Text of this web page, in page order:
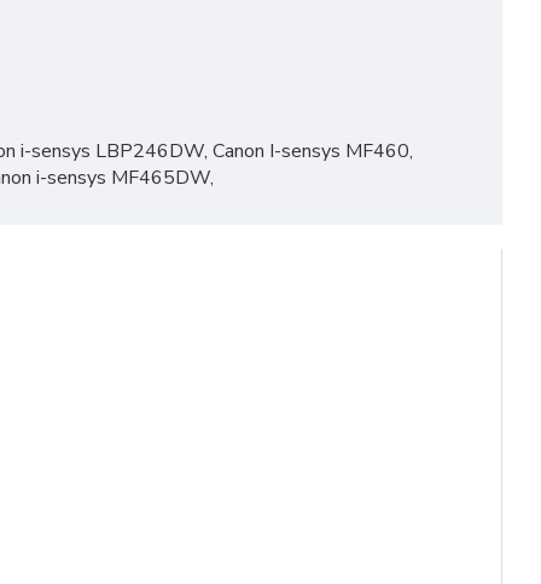
i-sensys LBP246DW, Canon I-sensys MF460,
i-sensys MF465DW,